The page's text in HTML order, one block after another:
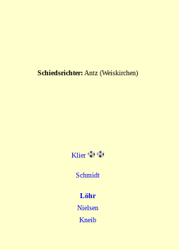
Schiedsrichter: Antz (Weiskirchen)
Klier
Schmidt
Löhr
Nielsen
Kneib